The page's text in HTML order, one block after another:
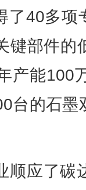
了40多项
键部件的
产能100
台的石
顺应了碳